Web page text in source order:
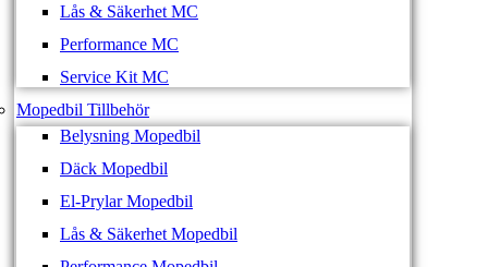
Lås & Säkerhet MC
Performance MC
Service Kit MC
Mopedbil Tillbehör
Belysning Mopedbil
Däck Mopedbil
El-Prylar Mopedbil
Lås & Säkerhet Mopedbil